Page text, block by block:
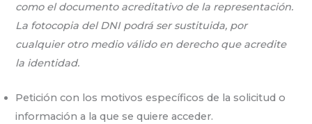
como el documento acreditativo de la representación.
La fotocopia del DNI podrá ser sustituida, por
cualquier otro medio válido en derecho que acredite
la identidad.
Petición con los motivos específicos de la solicitud o
información a la que se quiere acceder.